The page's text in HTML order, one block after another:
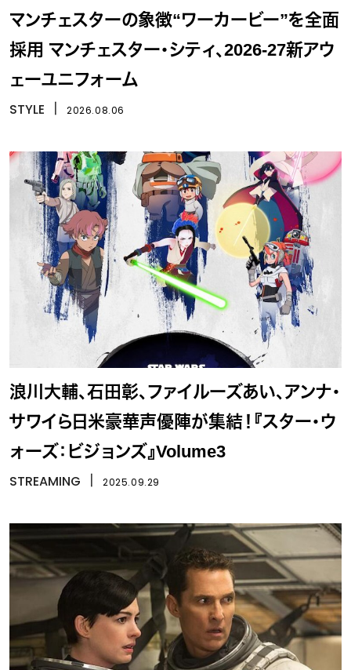
マンチェスターの象徴“ワーカービー”を全面
採用 マンチェスター・シティ、2026-27新アウ
ェーユニフォーム
STYLE 2026.08.06
浪川大輔、石田彰、ファイルーズあい、アンナ・
サワイら日米豪華声優陣が集結！『スター・ウ
ォーズ：ビジョンズ』Volume3
STREAMING 2025.09.29